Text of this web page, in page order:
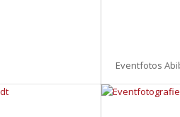
Eventfotos